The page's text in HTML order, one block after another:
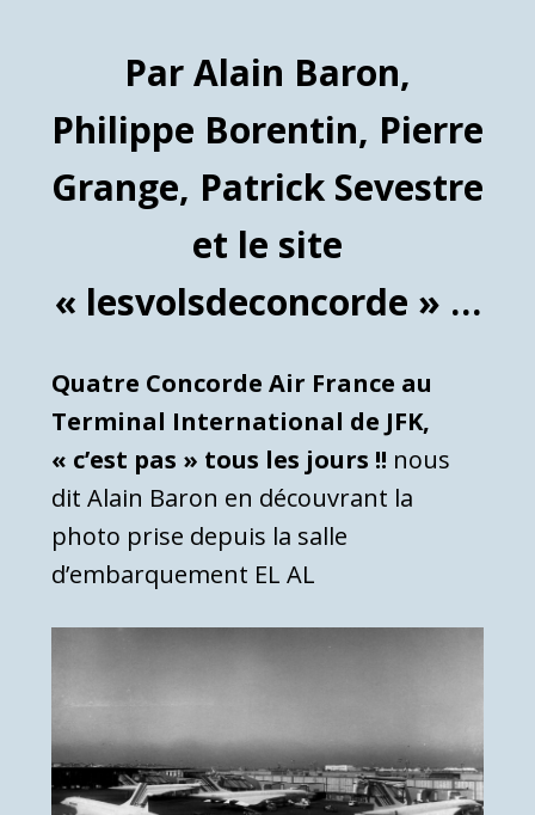
Par Alain Baron,
Philippe Borentin, Pierre
Grange, Patrick Sevestre
et le site
« lesvolsdeconcorde » …
Quatre Concorde Air France au
Terminal International de JFK,
« c’est pas » tous les jours !! nous
dit Alain Baron en découvrant la
photo prise depuis la salle
d’embarquement EL AL